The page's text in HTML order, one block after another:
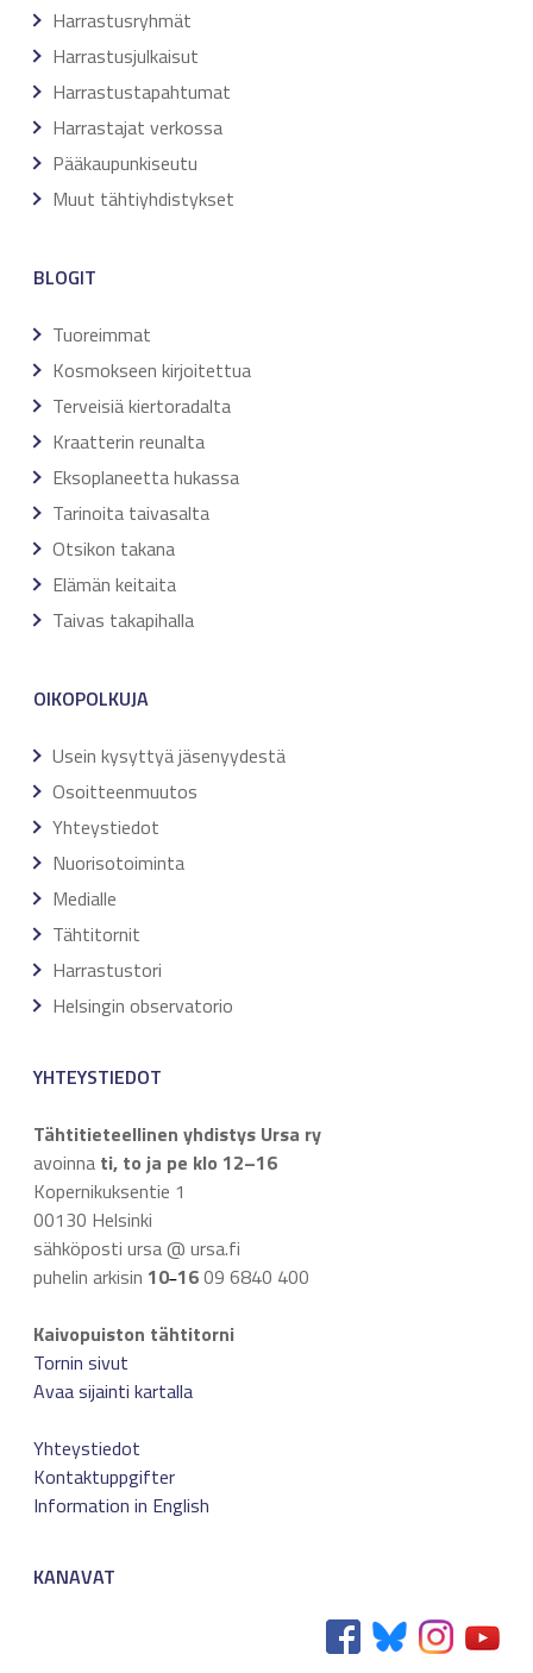
Harrastusryhmät
Harrastusjulkaisut
Harrastustapahtumat
Harrastajat verkossa
Pääkaupunkiseutu
Muut tähtiyhdistykset
BLOGIT
Tuoreimmat
Kosmokseen kirjoitettua
Terveisiä kiertoradalta
Kraatterin reunalta
Eksoplaneetta hukassa
Tarinoita taivasalta
Otsikon takana
Elämän keitaita
Taivas takapihalla
OIKOPOLKUJA
Usein kysyttyä jäsenyydestä
Osoitteenmuutos
Yhteystiedot
Nuorisotoiminta
Medialle
Tähtitornit
Harrastustori
Helsingin observatorio
YHTEYSTIEDOT
Tähtitieteellinen yhdistys Ursa ry
avoinna ti, to ja pe klo 12–16
Kopernikuksentie 1
00130 Helsinki
sähköposti ursa @ ursa.fi
puhelin arkisin 10–1609 6840 400
Kaivopuiston tähtitorni
Tornin sivut
Avaa sijainti kartalla
Yhteystiedot
Kontaktuppgifter
Information in English
KANAVAT